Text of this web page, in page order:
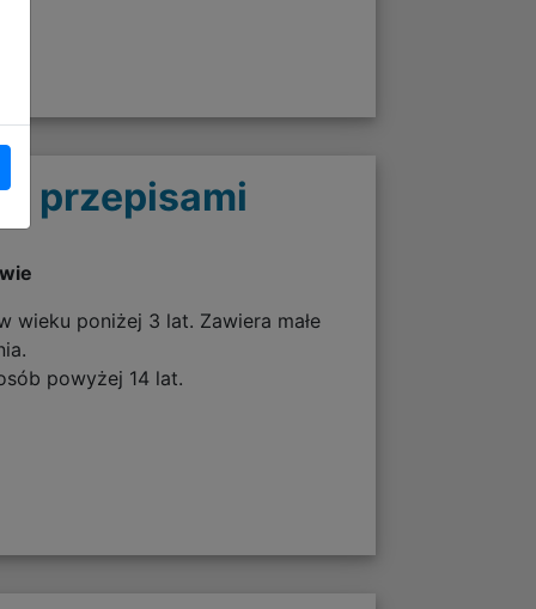
przepisami
wieku poniżej 3 lat. Zawiera małe
powyżej 14 lat.